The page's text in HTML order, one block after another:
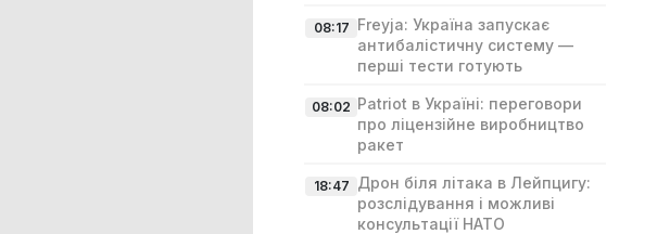
08:17 Freyja: Україна запускає
антибалістичну систему —
перші тести готують
08:02 Patriot в Україні: переговори
про ліцензійне виробництво
ракет
18:47 Дрон біля літака в Лейпцигу:
розслідування і можливі
консультації НАТО